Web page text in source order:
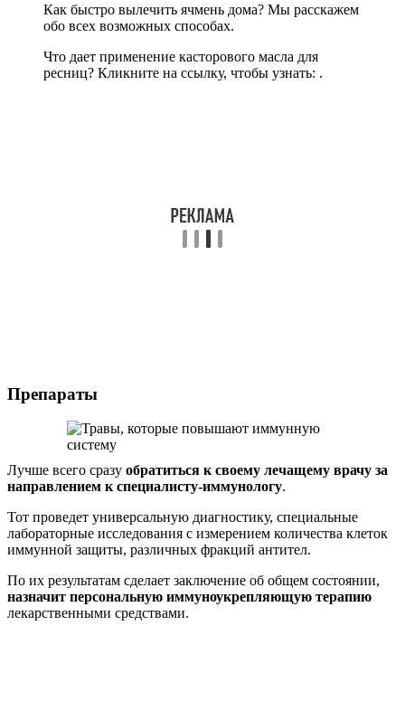
Как быстро вылечить ячмень дома? Мы расскажем
обо всех возможных способах.
Что дает применение касторового масла для
ресниц? Кликните на ссылку, чтобы узнать: .
Препараты
Лучше всего сразу обратиться к своему лечащему врачу за
направлением к специалисту-иммунологу.
Тот проведет универсальную диагностику, специальные
лабораторные исследования с измерением количества клеток
иммунной защиты, различных фракций антител.
По их результатам сделает заключение об общем состоянии,
назначит персональную иммуноукрепляющую терапию
лекарственными средствами.